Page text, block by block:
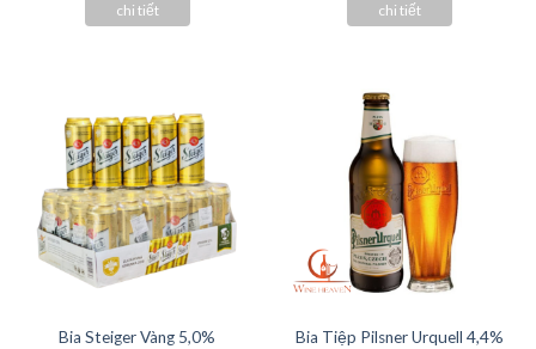
chi tiết
chi tiết
Bia Steiger Vàng 5,0%
Bia Tiệp Pilsner Urquell 4,4%